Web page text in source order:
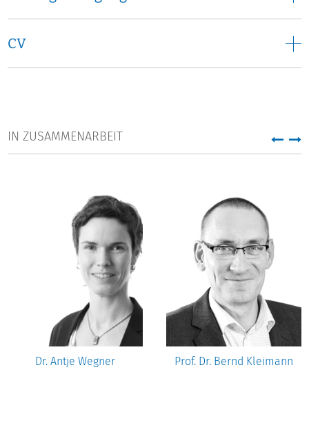
3 "Governance in Hochschule und Wissenschaft".
CV
IN ZUSAMMENARBEIT
Dr. Antje Wegner Prof. Dr. Bernd Kleimann